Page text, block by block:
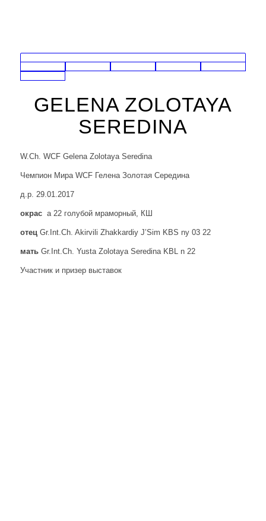
GELENA ZOLOTAYA
SEREDINA
W.Ch. WCF Gelena Zolotaya Seredina
Чемпион Мира WCF Гелена Золотая Середина
д.р. 29.01.2017
окрас a 22 голубой мраморный, КШ
отец Gr.Int.Ch. Akirvili Zhakkardiy J’Sim KBS ny 03 22
мать Gr.Int.Ch. Yusta Zolotaya Seredina KBL n 22
Участник и призер выставок